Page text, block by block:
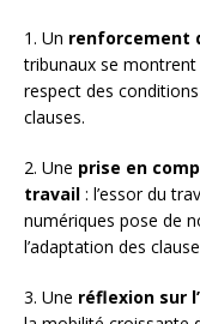
1. Un renforcement
tribunaux se
respect des
clauses.
2. Une prise en
travail : l’essor du
numériques pose de
l’adaptation des
3. Une réflexion sur